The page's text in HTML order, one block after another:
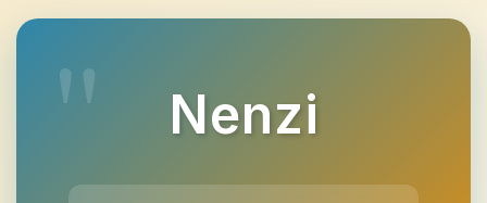
Nenzi